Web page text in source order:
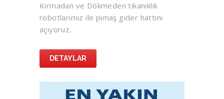
Kırmadan ve Dökmeden tıkanıklık
robotlarımız ile pimaş gider hattını
açıyoruz..
DETAYLAR